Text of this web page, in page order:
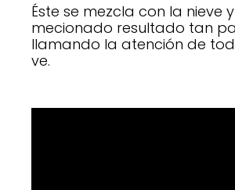
Éste se mezcla con la nieve
mecionado resultado tan
llamando la atención de
ve.